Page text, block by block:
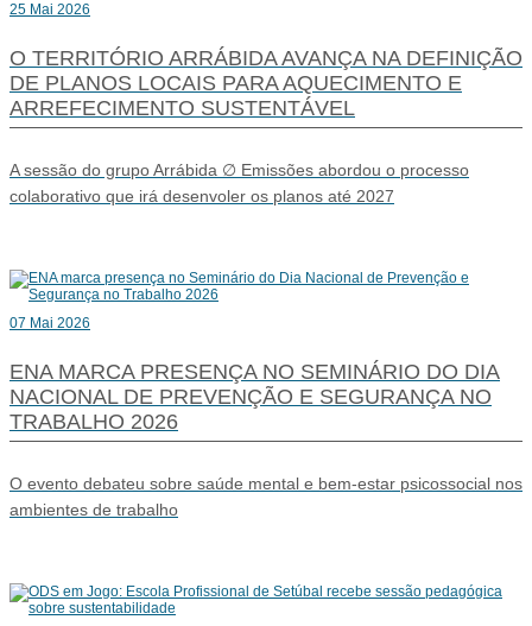
25 Mai 2026
O TERRITÓRIO ARRÁBIDA AVANÇA NA DEFINIÇÃO
DE PLANOS LOCAIS PARA AQUECIMENTO E
ARREFECIMENTO SUSTENTÁVEL
A sessão do grupo Arrábida ∅ Emissões abordou o processo
colaborativo que irá desenvoler os planos até 2027
07 Mai 2026
ENA MARCA PRESENÇA NO SEMINÁRIO DO DIA
NACIONAL DE PREVENÇÃO E SEGURANÇA NO
TRABALHO 2026
O evento debateu sobre saúde mental e bem-estar psicossocial nos
ambientes de trabalho